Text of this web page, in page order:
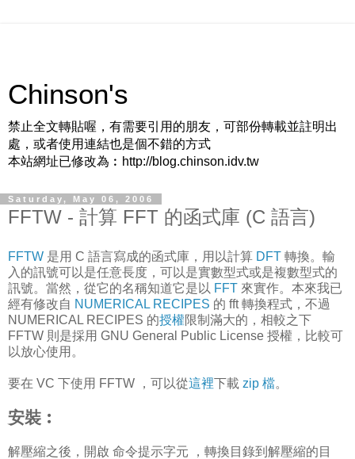
Chinson's
禁止全文轉貼喔，有需要引用的朋友，可部份轉載並註明出
處，或者使用連結也是個不錯的方式
本站網址已修改為︰http://blog.chinson.idv.tw
Saturday, May 06, 2006
FFTW - 計算 FFT 的函式庫 (C 語言)
FFTW 是用 C 語言寫成的函式庫，用以計算 DFT 轉換。輸
入的訊號可以是任意長度，可以是實數型式或是複數型式的
訊號。當然，從它的名稱知道它是以 FFT 來實作。本來我已
經有修改自 NUMERICAL RECIPES 的 fft 轉換程式，不過
NUMERICAL RECIPES 的授權限制滿大的，相較之下
FFTW 則是採用 GNU General Public License 授權，比較可
以放心使用。
要在 VC 下使用 FFTW ，可以從這裡下載 zip 檔。
安裝︰
解壓縮之後，開啟 命令提示字元 ，轉換目錄到解壓縮的目